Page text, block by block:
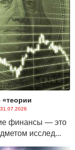
31.07.2026
финансы — это
исслед...